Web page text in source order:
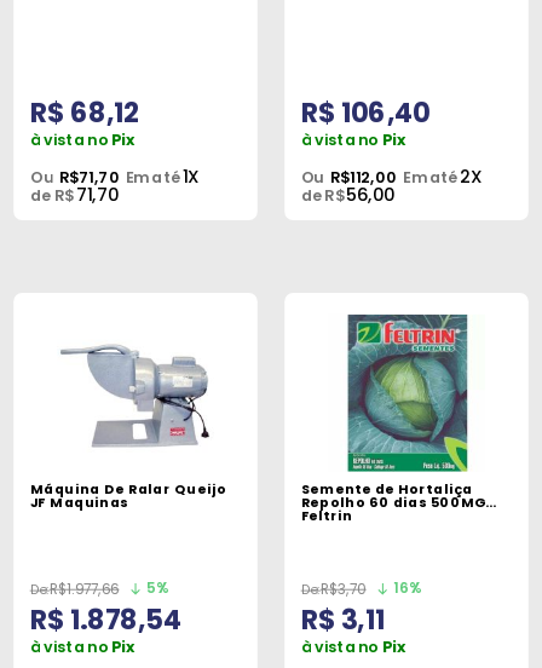
R$ 68,12
à vista no Pix
Ou R$71,70 Em até1X
de R$71,70
R$ 106,40
à vista no Pix
Ou R$112,00 Em até2X
de R$56,00
Máquina De Ralar Queijo
JF Maquinas
R$1.977,66 5%
R$ 1.878,54
à vista no Pix
Semente de Hortaliça
Repolho 60 dias 500MG
Feltrin
R$3,70 16%
R$ 3,11
à vista no Pix